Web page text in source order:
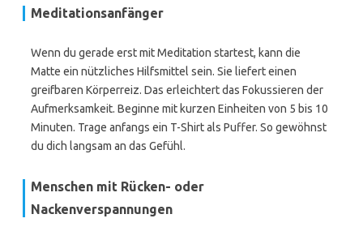
Meditationsanfänger
Wenn du gerade erst mit Meditation startest, kann die
Matte ein nützliches Hilfsmittel sein. Sie liefert einen
greifbaren Körperreiz. Das erleichtert das Fokussieren der
Aufmerksamkeit. Beginne mit kurzen Einheiten von 5 bis 10
Minuten. Trage anfangs ein T-Shirt als Puffer. So gewöhnst
du dich langsam an das Gefühl.
Menschen mit Rücken- oder
Nackenverspannungen